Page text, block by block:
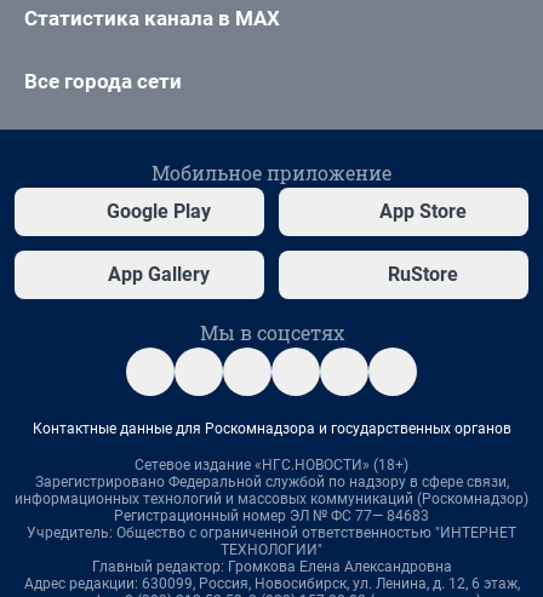
Статистика канала в MAX
Все города сети
Мобильное приложение
Google Play App Store
App Gallery RuStore
Мы в соцсетях
Контактные данные для Роскомнадзора и государственных органов
Сетевое издание «НГС.НОВОСТИ» (18+)
Зарегистрировано Федеральной службой по надзору в сфере связи,
информационных технологий и массовых коммуникаций (Роскомнадзор)
Регистрационный номер ЭЛ № ФС 77— 84683
Учредитель: Общество с ограниченной ответственностью "ИНТЕРНЕТ
ТЕХНОЛОГИИ"
Главный редактор: Громкова Елена Александровна
Адрес редакции: 630099, Россия, Новосибирск, ул. Ленина, д. 12, 6 этаж,